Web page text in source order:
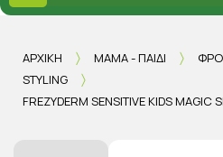
ΑΡΧΙΚΉ ΜΑΜΆ - ΠΑΙΔΊ
STYLING
FREZYDERM SENSITIVE KIDS MAGIC